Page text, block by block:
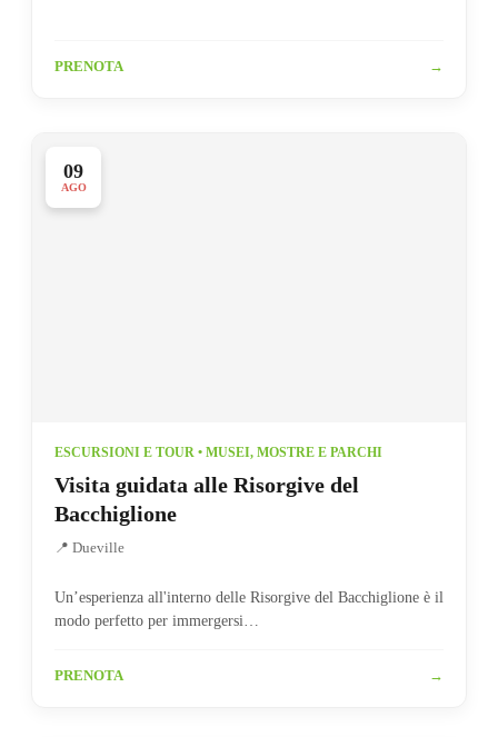
PRENOTA →
09
AGO
ESCURSIONI E TOUR • MUSEI, MOSTRE E PARCHI
Visita guidata alle Risorgive del
Bacchiglione
📍 Dueville
Un’esperienza all'interno delle Risorgive del Bacchiglione è il
modo perfetto per immergersi…
PRENOTA →